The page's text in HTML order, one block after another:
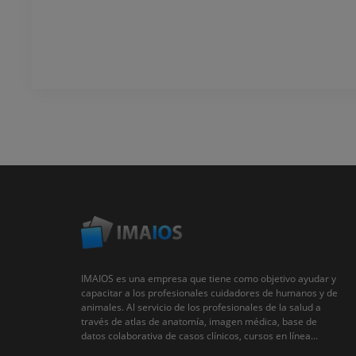
IMAIOS es una empresa que tiene como objetivo ayudar y
capacitar a los profesionales cuidadores de humanos y de
animales. Al servicio de los profesionales de la salud a
través de atlas de anatomía, imagen médica, base de
datos colaborativa de casos clínicos, cursos en línea...